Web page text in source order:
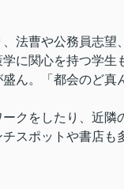
法曹や公務員志望
に関心を持つ学生
ん。「都会のど真
クをしたり、近隣
スポットや書店も